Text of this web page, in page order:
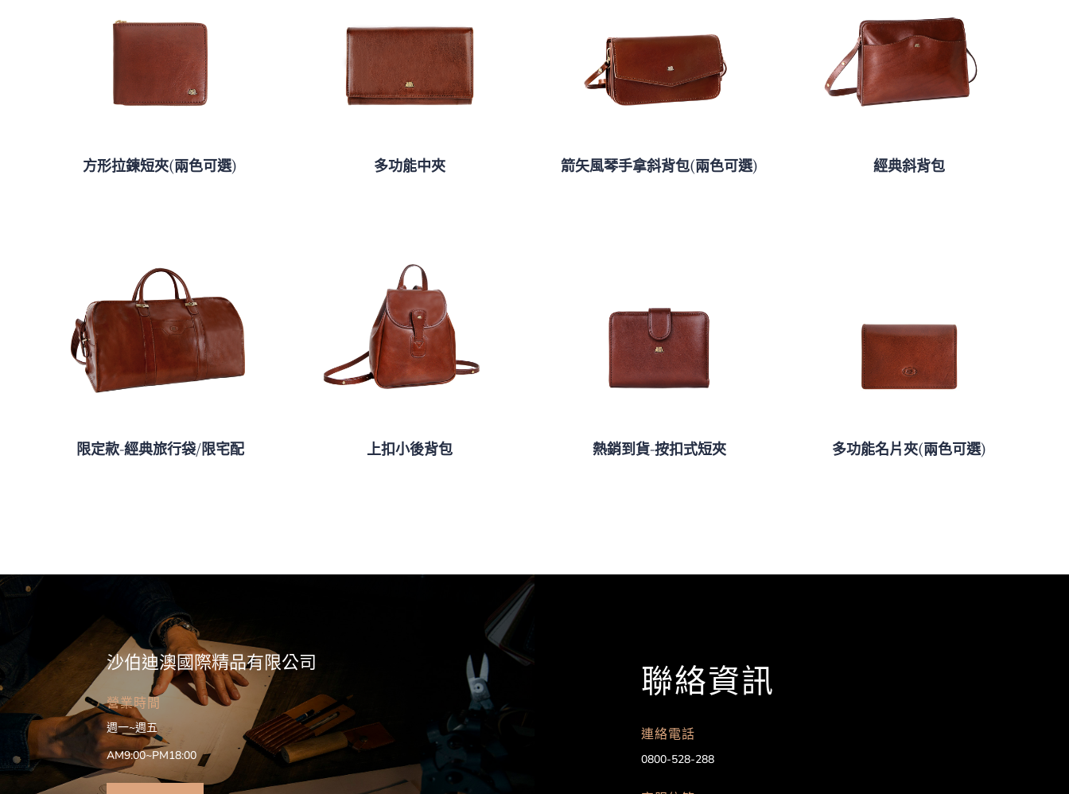
方形拉鍊短夾(兩色可選) 多功能中夾 箭矢風琴手拿斜背包(兩色可選) 經典斜背包
限定款-經典旅行袋/限宅配 上扣小後背包 熱銷到貨-按扣式短夾 多功能名片夾(兩色可選)
沙伯迪澳國際精品有限公司
營業時間
週一~週五
AM9:00~PM18:00
聯絡資訊
連絡電話
0800-528-288